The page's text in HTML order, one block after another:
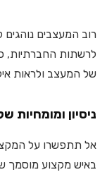
רוב המעצבים
לרשתות החברתיות,
של המעצב ולראות
ניסיון ומומחיות
אל תתפשרו על
באיש מקצוע מוסמך